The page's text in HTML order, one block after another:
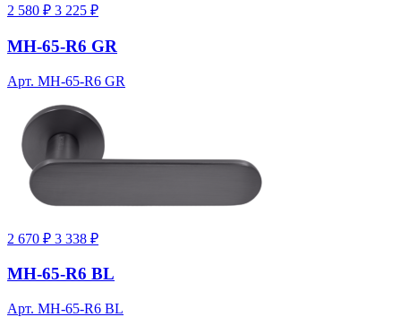
2 580 ₽ 3 225 ₽
MH-65-R6 GR
Арт. MH-65-R6 GR
2 670 ₽ 3 338 ₽
MH-65-R6 BL
Арт. MH-65-R6 BL